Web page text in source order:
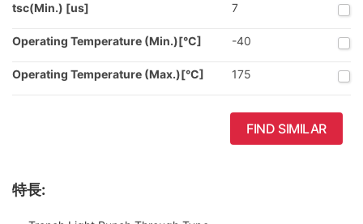
tsc(Min.) [us] 7
Operating Temperature (Min.)[°C] -40
Operating Temperature (Max.)[°C] 175
FIND SIMILAR
特長: